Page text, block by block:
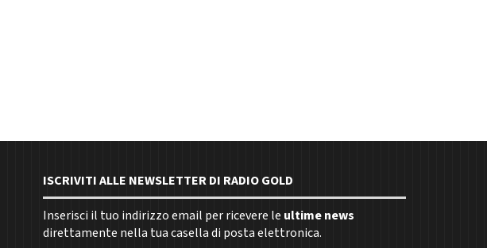
ISCRIVITI ALLE NEWSLETTER DI RADIO GOLD
Inserisci il tuo indirizzo email per ricevere le ultime news
direttamente nella tua casella di posta elettronica.